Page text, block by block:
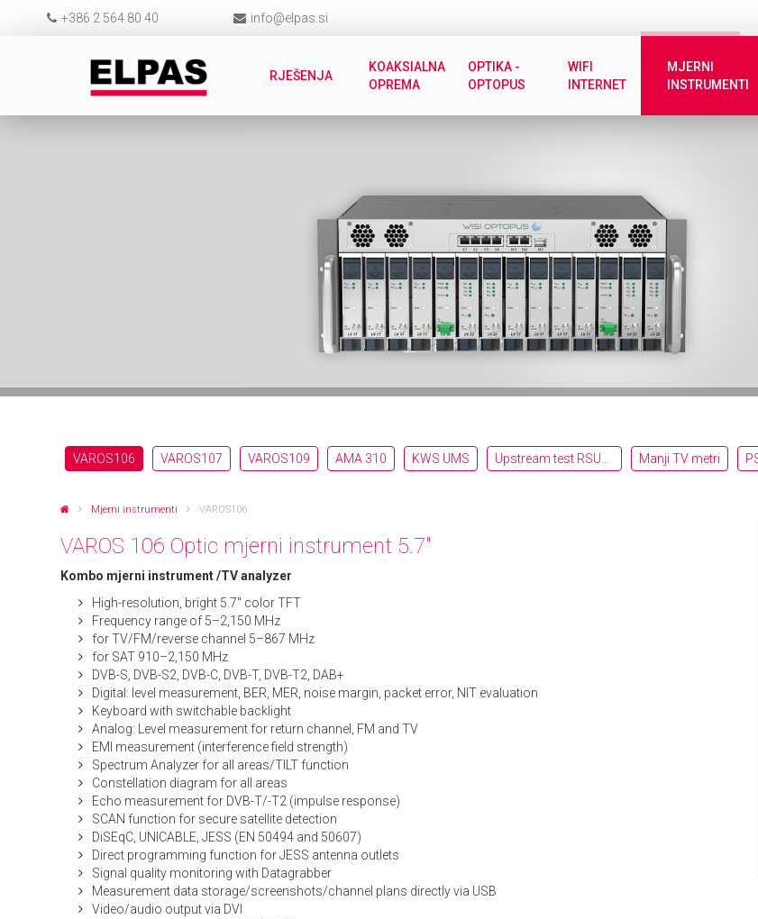
+386 2 564 80 40 info@elpas.si
RJEŠENJA
KOAKSIALNA
OPREMA
OPTIKA -
OPTOPUS
WIFI
INTERNET
MJERNI
INSTRUMENTI
VAROS106 VAROS107 VAROS109 AMA 310 KWS UMS Manji TV metri
Mjerni instrumenti VAROS106
VAROS 106 Optic mjerni instrument 5.7"
Kombo mjerni instrument /TV analyzer
High-resolution, bright 5.7″ color TFT
Frequency range of 5–2,150 MHz
for TV/FM/reverse channel 5–867 MHz
for SAT 910–2,150 MHz
DVB-S, DVB-S2, DVB-C, DVB-T, DVB-T2, DAB+
Digital: level measurement, BER, MER, noise margin, packet error, NIT evaluation
Keyboard with switchable backlight
Analog: Level measurement for return channel, FM and TV
EMI measurement (interference field strength)
Spectrum Analyzer for all areas/TILT function
Constellation diagram for all areas
Echo measurement for DVB-T/-T2 (impulse response)
SCAN function for secure satellite detection
DiSEqC, UNICABLE, JESS (EN 50494 and 50607)
Direct programming function for JESS antenna outlets
Signal quality monitoring with Datagrabber
Measurement data storage/screenshots/channel plans directly via USB
Video/audio output via DVI